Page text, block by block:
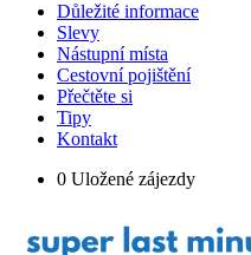
Důležité informace
Slevy
Nástupní místa
Cestovní pojištění
Přečtěte si
Tipy
Kontakt
0 Uložené zájezdy